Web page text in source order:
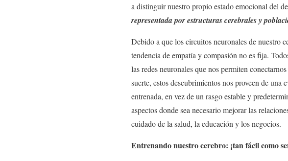
a distinguir nuestro propio estado emocional del
representada por estructuras cerebrales y
Debido a que los circuitos neuronales de nuestro
tendencia de empatía y compasión no es fija.
las redes neuronales que nos permiten
suerte, estos descubrimientos nos proveen de
entrenada, en vez de un rasgo estable y
aspectos donde sea necesario mejorar las
cuidado de la salud, la educación y los negocios.
Entrenando nuestro cerebro: ¡tan fácil como